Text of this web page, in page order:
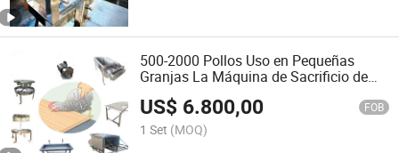
500-2000 Pollos Uso en Pequeñas
Granjas La Máquina de Sacrificio de
Aves de Corral
US$ 6.800,00 FOB
1 Set (MOQ)